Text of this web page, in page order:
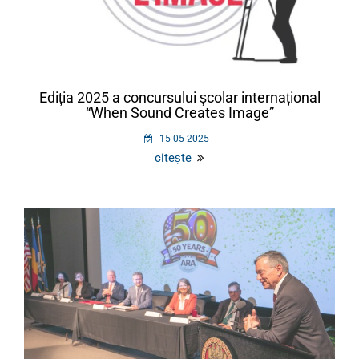
Ediția 2025 a concursului școlar internațional
“When Sound Creates Image”
15-05-2025
citește